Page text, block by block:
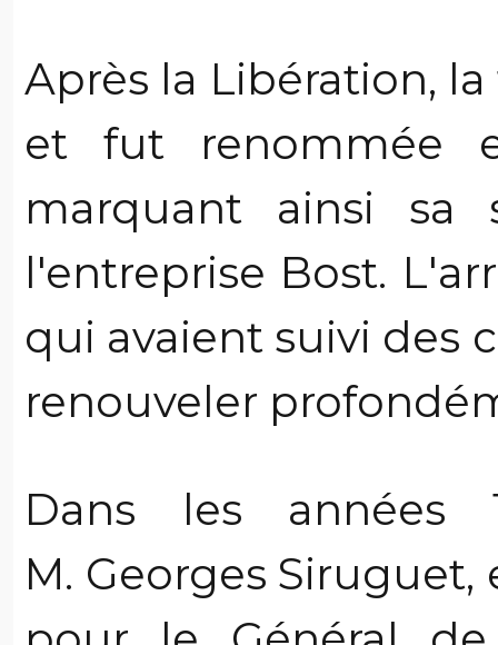
Après la Libération,
et fut renommée
marquant ainsi sa
l'entreprise Bost.
qui avaient suivi des
renouveler
Dans les années
M. Georges